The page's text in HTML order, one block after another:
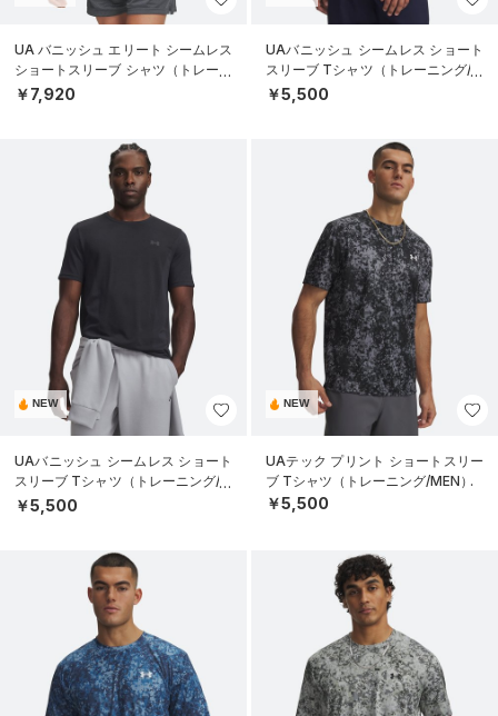
UA バニッシュ エリート シームレス
ショートスリーブ シャツ（トレーニ
ング/MEN）
￥7,920
UAバニッシュ シームレス ショート
スリーブ Tシャツ（トレーニング/M
EN）
￥5,500
NEW
UAバニッシュ シームレス ショート
スリーブ Tシャツ（トレーニング/M
EN）
￥5,500
NEW
UAテック プリント ショートスリー
ブ Tシャツ（トレーニング/MEN）
￥5,500